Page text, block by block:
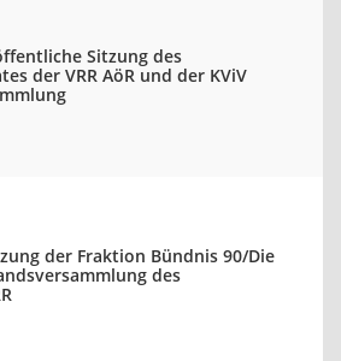
Sitzung des
der VRR AöR und der KViV
der Fraktion Bündnis 90/Die
des